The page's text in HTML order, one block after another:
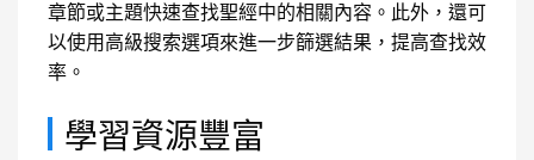
章節或主題快速查找聖經中的相關內容。此外，還可
以使用高級搜索選項來進一步篩選結果，提高查找效
率。
學習資源豐富